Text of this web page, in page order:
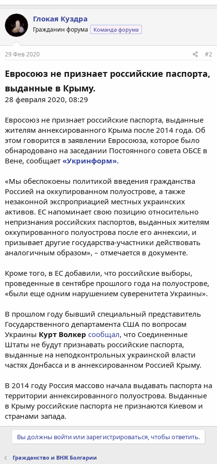
Глокая Куздра
Гражданин форума Команда форума
29 Фев 2020 #2
Евросоюз не признает российские паспорта,
выданные в Крыму.
28 февраля 2020, 08:29
Евросоюз не признает российские паспорта, выданные
жителям аннексированного Крыма после 2014 года. Об
этом говорится в заявлении Евросоюза, которое было
обнародовано на заседании Постоянного совета ОБСЕ в
Вене, сообщает «Укринформ».
«Мы обеспокоены политикой введения гражданства
Россией на оккупированном полуострове, а также
незаконной экспроприацией местных украинских
активов. ЕС напоминает свою позицию относительно
непризнания российских паспортов, выданных жителям
оккупированного полуострова после его аннексии, и
призывает другие государства-участники действовать
аналогичным образом», – отмечается в документе.
Кроме того, в ЕС добавили, что российские выборы,
проведенные в сентябре прошлого года на полуострове,
«были еще одним нарушением суверенитета Украины».
В прошлом году бывший специальный представитель
Государственного департамента США по вопросам
Украины Курт Волкер сообщал, что Соединенные
Штаты не будут признавать российские паспорта,
выданные на неподконтрольных украинской власти
частях Донбасса и в аннексированном Россией Крыму.
В 2014 году Россия массово начала выдавать паспорта на
территории аннексированного полуострова. Выданные
в Крыму российские паспорта не признаются Киевом и
странами запада.
Вы должны войти или зарегистрироваться, чтобы ответить.
Гражданство и ВНЖ Болгарии